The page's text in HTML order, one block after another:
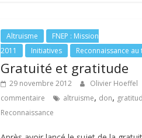
o
o
k
dI
n
st
Altruisme
FNEP : Mission
2011
Initiatives Reconnaissance au
Gratuité et gratitude
29 novembre 2012 Olivier Hoeffel
commentaire
altruisme, don,
Reconnaissance